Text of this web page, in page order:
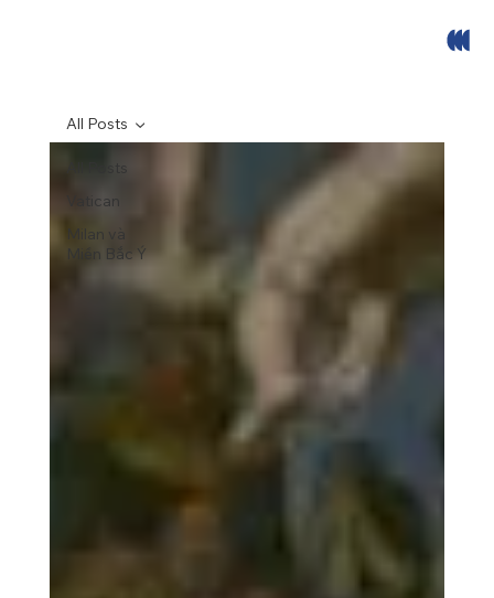
Vatican
Milan và
Miền Bắc Ý
All Posts